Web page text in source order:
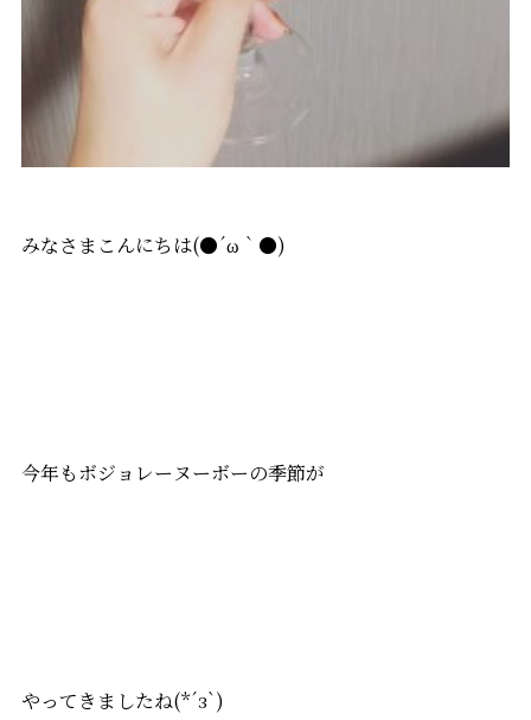
みなさまこんにちは(●´ω｀●)
今年もボジョレーヌーボーの季節が
やってきましたね(*´з`)